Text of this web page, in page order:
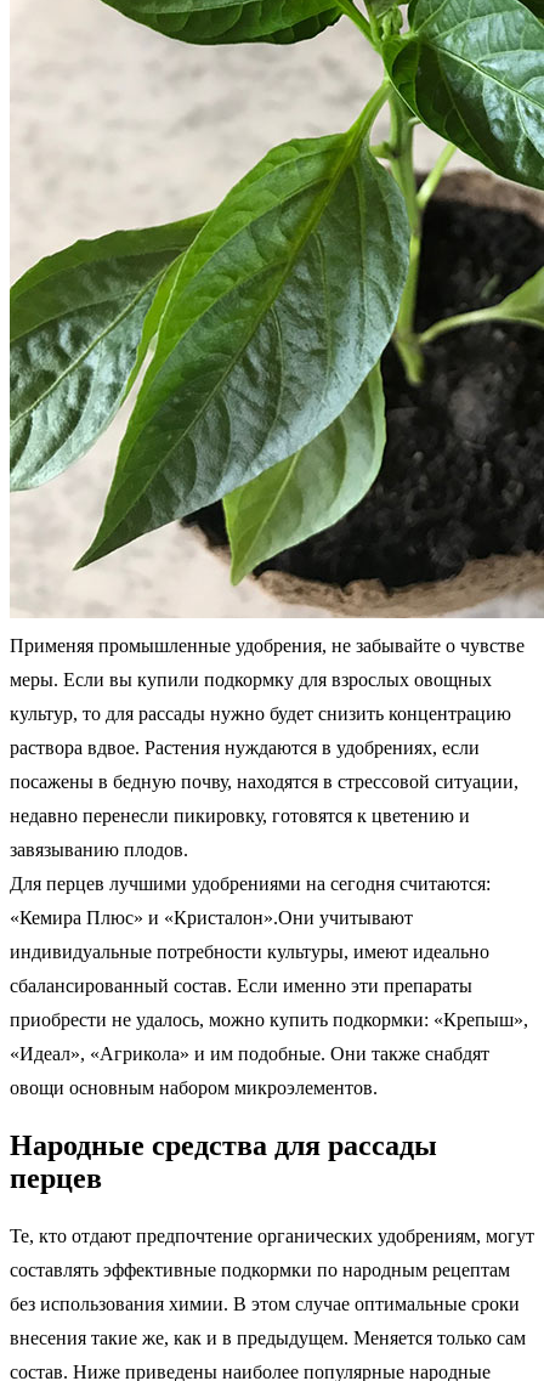
Применяя промышленные удобрения, не забывайте о чувстве
меры. Если вы купили подкормку для взрослых овощных
культур, то для рассады нужно будет снизить концентрацию
раствора вдвое. Растения нуждаются в удобрениях, если
посажены в бедную почву, находятся в стрессовой ситуации,
недавно перенесли пикировку, готовятся к цветению и
завязыванию плодов.
Для перцев лучшими удобрениями на сегодня считаются:
«Кемира Плюс» и «Кристалон».Они учитывают
индивидуальные потребности культуры, имеют идеально
сбалансированный состав. Если именно эти препараты
приобрести не удалось, можно купить подкормки: «Крепыш»,
«Идеал», «Агрикола» и им подобные. Они также снабдят
овощи основным набором микроэлементов.
Народные средства для рассады
перцев
Те, кто отдают предпочтение органических удобрениям, могут
составлять эффективные подкормки по народным рецептам
без использования химии. В этом случае оптимальные сроки
внесения такие же, как и в предыдущем. Меняется только сам
состав. Ниже приведены наиболее популярные народные